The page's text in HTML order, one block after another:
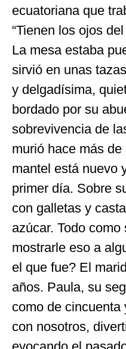
ecuatoriana que
“Tienen los ojos del
La mesa estaba
sirvió en unas
y delgadísima,
bordado por su
sobrevivencia de
murió hace más
mantel está nuevo
primer día. Sobre
con galletas y
azúcar. Todo
mostrarle eso a
el que fue? El
años. Paula, su
como de
con nosotros,